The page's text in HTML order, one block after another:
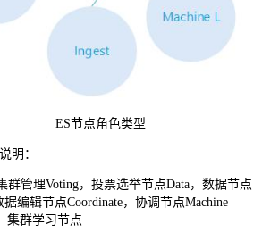
ES节点角色类型
明：
群管理Voting，投票选举节点Data，数据节点
据编辑节点Coordinate，协调节点Machine
集群学习节点